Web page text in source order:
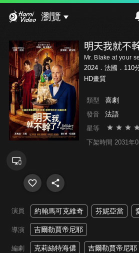
瀏覽
明天我就不
Mr. Blake at your
2024．法國．110
HD畫質
類型 喜劇
發音 法語
星等
下架時間 2031年
演員 約翰馬可克維奇 芬妮亞當
導演 吉爾勒賈帝尼耶
編劇 克莉絲特海儂 吉爾勒賈帝尼耶